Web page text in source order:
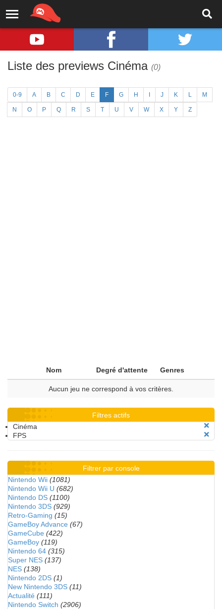
Liste des previews Cinéma (0)
0-9 A B C D E F G H J K L M
N O P Q R S T U V W X Y Z
Nom Degré d'attente Genres
Aucun jeu ne correspond à vos critères.
Filtres actifs
Cinéma
FPS
Filtrer par console
Nintendo Wii (1081)
Nintendo Wii U (682)
Nintendo DS (1100)
Nintendo 3DS (929)
Retro-Gaming (15)
GameBoy Advance (67)
GameCube (422)
GameBoy (119)
Nintendo 64 (315)
Super NES (137)
NES (138)
Nintendo 2DS (1)
New Nintendo 3DS (11)
Actualité (111)
Nintendo Switch (2906)